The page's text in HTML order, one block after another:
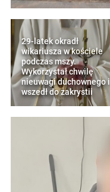
29-latek okradł
wikariusza w kościele
podczas mszy.
Wykorzystał chwilę
nieuwagi duchownego i
wszedł do zakrystii